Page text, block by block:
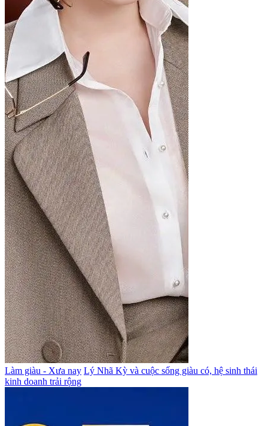
Làm giàu - Xưa nay Lý Nhã Kỳ và cuộc sống giàu có, hệ sinh thái
kinh doanh trải rộng